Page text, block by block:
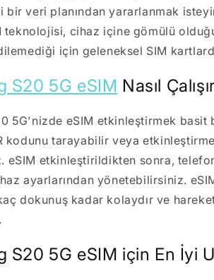
bir veri planından yararlanmak
teknolojisi, cihaz içine gömülü
için geleneksel SIM
S20 5G eSIM Nasıl Çalışır
5G'nizde eSIM etkinleştirmek
kodunu tarayabilir veya
etkinleştirildikten sonra, telefon
ayarlarından yönetebilirsiniz.
dokunuş kadar kolaydır ve
S20 5G eSIM için En İyi